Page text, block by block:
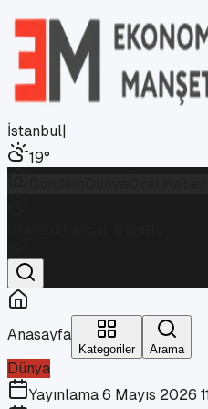
İstanbul|
19°
Anasayfa
Kategoriler Arama
Dünya
Yayınlama6 Mayıs 2026